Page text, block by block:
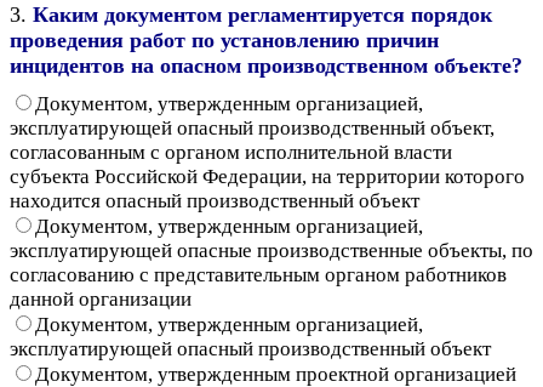
3. Каким документом регламентируется порядок
проведения работ по установлению причин
инцидентов на опасном производственном объекте?
Документом, утвержденным организацией,
эксплуатирующей опасный производственный объект,
согласованным с органом исполнительной власти
субъекта Российской Федерации, на территории которого
находится опасный производственный объект
Документом, утвержденным организацией,
эксплуатирующей опасные производственные объекты, по
согласованию с представительным органом работников
данной организации
Документом, утвержденным организацией,
эксплуатирующей опасный производственный объект
Документом, утвержденным проектной организацией